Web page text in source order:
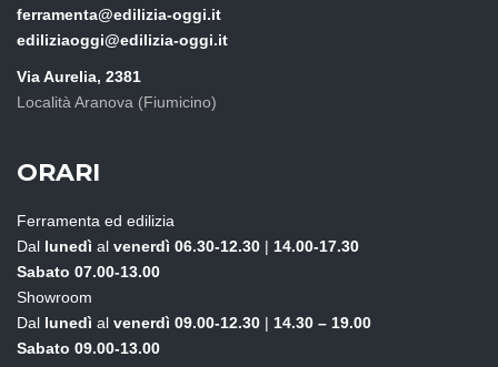
ferramenta@edilizia-oggi.it
ediliziaoggi@edilizia-oggi.it
Via Aurelia, 2381
Località Aranova (Fiumicino)
ORARI
Ferramenta ed edilizia
Dal lunedì al venerdì 06.30-12.30 | 14.00-17.30
Sabato 07.00-13.00
Showroom
Dal lunedì al venerdì 09.00-12.30 | 14.30 – 19.00
Sabato 09.00-13.00